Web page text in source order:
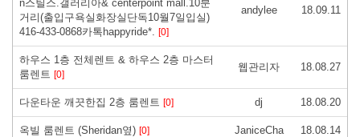
n스틸스.갤러리아& centerpoint mall.10분
거리(출입구욕실화장실단독10월7일입실)
416-433-0868카톡happyride*. [0]
andylee 18.09.11
하우스 1층 전체렌트 & 하우스 2층 마스터
룸렌트 [0]
웹관리자 18.08.27
다운타운 깨끗한집 2층 룸렌트 [0] dj 18.08.20
옥빌 룸렌트 (Sheridan옆) [0] JaniceCha 18.08.14